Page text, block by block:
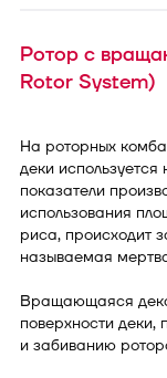
Ротор с
Rotor System)
На роторных
деки
показатели
использования
риса, происходит
называемая
Вращающаяся дека
поверхности деки,
и забиванию